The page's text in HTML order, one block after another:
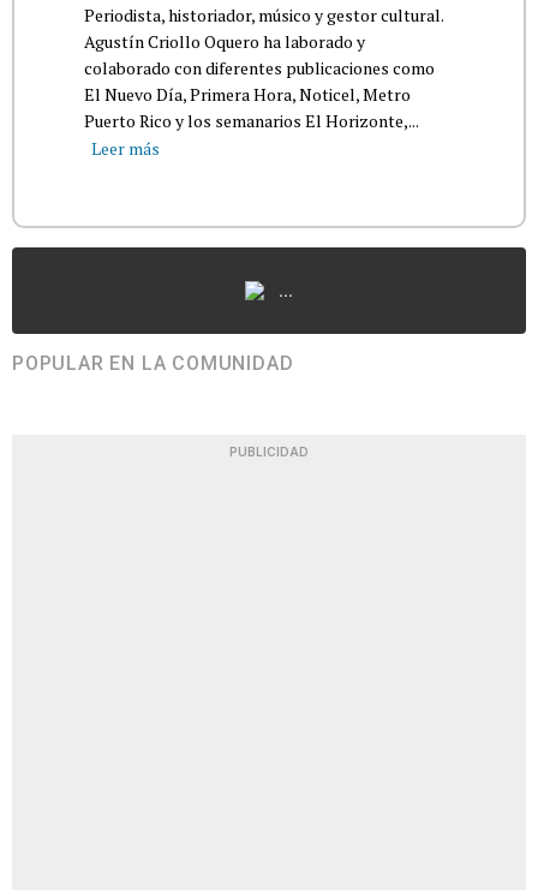
Periodista, historiador, músico y gestor cultural.
Agustín Criollo Oquero ha laborado y
colaborado con diferentes publicaciones como
El Nuevo Día, Primera Hora, Noticel, Metro
Puerto Rico y los semanarios El Horizonte,...
Leer más
...
POPULAR EN LA COMUNIDAD
PUBLICIDAD